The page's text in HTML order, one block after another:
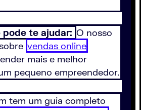
pode te ajudar: O nosso
vendas online
mais e melhor
pequeno empreendedor.
tem um guia completo